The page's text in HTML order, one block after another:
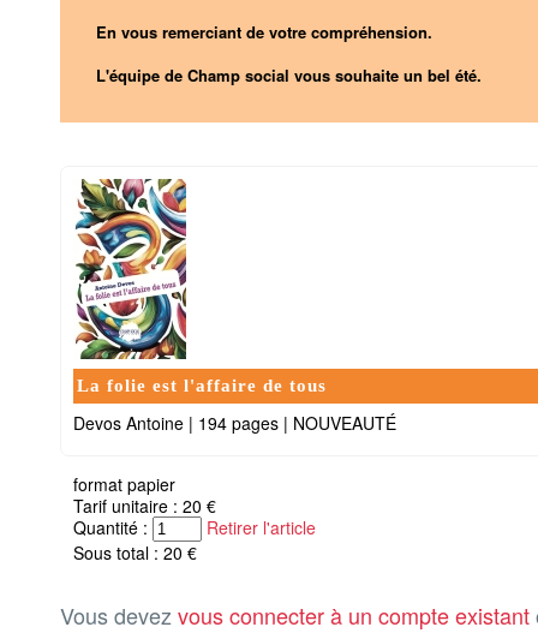
En vous remerciant de votre compréhension.
L'équipe de Champ social vous souhaite un bel été.
La folie est l'affaire de tous
Devos Antoine | 194 pages | NOUVEAUTÉ
format papier
Tarif unitaire : 20 €
Quantité :
Retirer l'article
Sous total : 20 €
Vous devez vous connecter à un compte existant